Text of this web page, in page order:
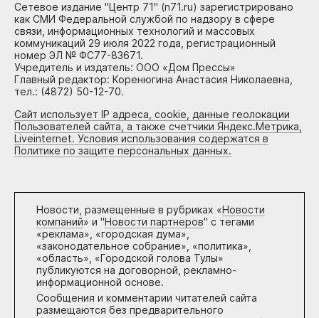
Сетевое издание "Центр 71" (n71.ru) зарегистрировано
как СМИ Федеральной службой по надзору в сфере
связи, информационных технологий и массовых
коммуникаций 29 июля 2022 года, регистрационный
номер ЭЛ № ФС77-83671.
Учредитель и издатель: ООО «Дом Прессы»
Главный редактор: Коренюгина Анастасия Николаевна,
тел.: (4872) 50-12-70.
Сайт использует IP адреса, cookie, данные геолокации
Пользователей сайта, а также счетчики Яндекс.Метрика,
Liveinternet. Условия использования содержатся в
Политике по защите персональных данных.
Новости, размещенные в рубриках «Новости
компаний» и "Новости партнеров" с тегами
«реклама», «городская дума»,
«законодательное собрание», «политика»,
«область», «Городской голова Тулы»
публикуются на договорной, рекламно-
информационной основе.
Сообщения и комментарии читателей сайта
размещаются без предварительного